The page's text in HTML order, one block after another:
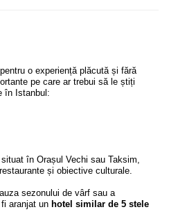
o experiență plăcută și fără
pe care ar trebui să le știți
în Istanbul:
situat în Orașul Vechi sau Taksim,
și obiective culturale.
sezonului de vârf sau a
aranjat un hotel similar de 5 stele